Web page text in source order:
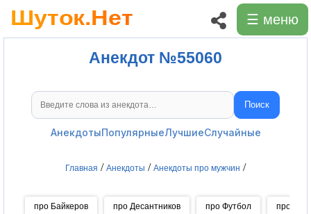
☰ меню
Анекдот №55060
Поиск анекдотов Поиск
АнекдотыПопулярныеЛучшиеСлучайные
Главная / Анекдоты / Анекдоты про мужчин /
про Байкеров про Десантников про Футбол про